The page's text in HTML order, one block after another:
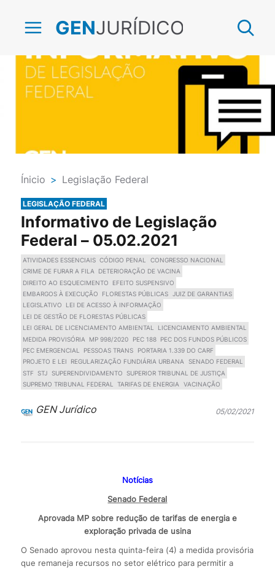
GENJURÍDICO
Ínicio > Legislação Federal
LEGISLAÇÃO FEDERAL
Informativo de Legislação
Federal – 05.02.2021
ATIVIDADES ESSENCIAIS CÓDIGO PENAL
CONGRESSO NACIONAL
CRIME DE FURAR A FILA
DETERIORAÇÃO DE VACINA
DIREITO AO ESQUECIMENTO
EFEITO SUSPENSIVO
EMBARGOS À EXECUÇÃO
FLORESTAS PÚBLICAS JUIZ DE GARANTIAS
LEGISLATIVO
LEI DE ACESSO À INFORMAÇÃO
LEI DE GESTÃO DE FLORESTAS PÚBLICAS
LEI GERAL DE LICENCIAMENTO AMBIENTAL
LICENCIAMENTO AMBIENTAL
MEDIDA PROVISÓRIA
MP 998/2020 PEC 188
PEC DOS FUNDOS PÚBLICOS
PEC EMERGENCIAL
PESSOAS TRANS
PORTARIA 1.339 DO CARF
PROJETO E LEI
REGULARIZAÇÃO FUNDIÁRIA URBANA
SENADO FEDERAL
STF STJ SUPERENDIVIDAMENTO SUPERIOR TRIBUNAL DE JUSTIÇA
SUPREMO TRIBUNAL FEDERAL
TARIFAS DE ENERGIA VACINAÇÃO
GEN Jurídico 05/02/2021
Notícias
Senado Federal
Aprovada MP sobre redução de tarifas de energia e
exploração privada de usina
O Senado aprovou nesta quinta-feira (4) a medida provisória
que remaneja recursos no setor elétrico para permitir a